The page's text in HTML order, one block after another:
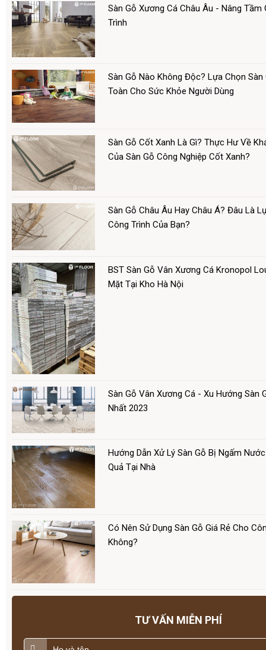
Sàn Gỗ Xương Cá Châu Âu - Nâng Tầm
Trình
Sàn Gỗ Nào Không Độc? Lựa Chọn Sàn
Toàn Cho Sức Khỏe Người Dùng
Sàn Gỗ Cốt Xanh Là Gì? Thực Hư Về
Của Sàn Gỗ Công Nghiệp Cốt Xanh?
Sàn Gỗ Châu Âu Hay Châu Á? Đâu Là
Công Trình Của Bạn?
BST Sàn Gỗ Vân Xương Cá Kronopol
Mặt Tại Kho Hà Nội
Sàn Gỗ Vân Xương Cá - Xu Hướng Sàn
Nhất 2023
Hướng Dẫn Xử Lý Sàn Gỗ Bị Ngấm
Quả Tại Nhà
Có Nên Sử Dụng Sàn Gỗ Giá Rẻ Cho
Không?
TƯ VẤN MIỄN PHÍ